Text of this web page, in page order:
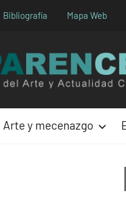
Bibliografía Mapa Web
Arte y mecenazgo